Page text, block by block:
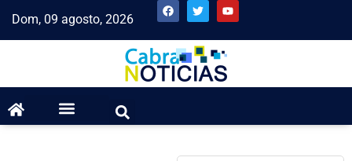
Dom, 09 agosto, 2026